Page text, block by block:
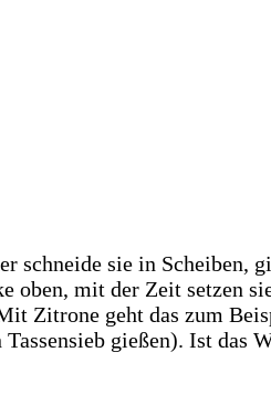
schneide sie in
oben, mit der Zeit setzen
Zitrone geht das zum
gießen). Ist das